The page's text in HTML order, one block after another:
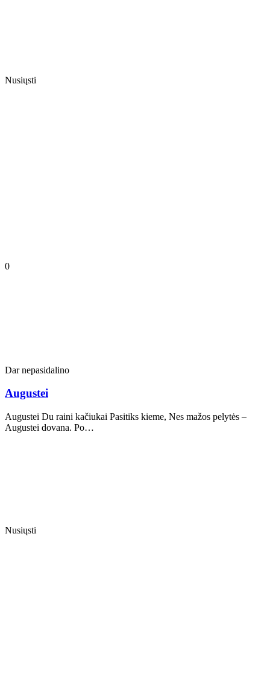
Nusiųsti
0
Dar nepasidalino
Augustei
Augustei Du raini kačiukai Pasitiks kieme, Nes mažos pelytės –
Augustei dovana. Po…
Nusiųsti